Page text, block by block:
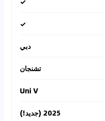
✓
دبي
تشنجان
Uni V
2025 (جديد!)